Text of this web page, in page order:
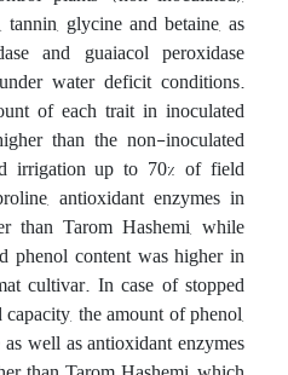
glycine and betaine, as
and guaiacol peroxidase
water deficit conditions.
of each trait in inoculated
than the non-inoculated
irrigation up to 70% of field
antioxidant enzymes in
than Tarom Hashemi, while
phenol content was higher in
cultivar. In case of stopped
the amount of phenol,
well as antioxidant enzymes